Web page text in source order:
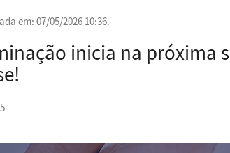
em: 07/05/2026 10:36.
inicia na próxima